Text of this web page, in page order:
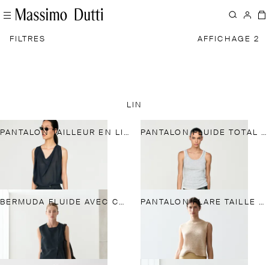
FILTRES AFFICHAGE 2
LIN
PANTALON TAILLEUR EN LIN MÉLANGÉ PANTALON FLUIDE TOTAL LOOK
BERMUDA FLUIDE AVEC CEINTURE EN LIN ET COTON PANTALON FLARE TAILLE MOYENNE 100 % LIN